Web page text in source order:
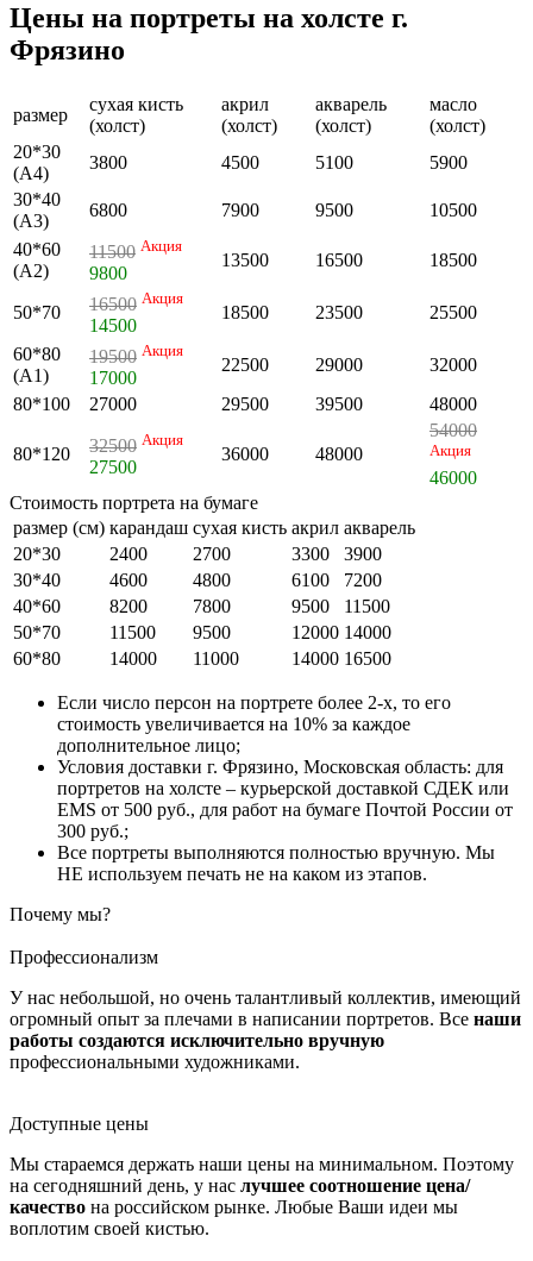
Цены на портреты на холсте г.
Фрязино
размер
сухая кисть
(холст)
акрил
(холст)
акварель
(холст)
масло
(холст)
20*30
(А4)
3800 4500 5100
5900
30*40
(А3)
6800 7900 9500
10500
40*60
(А2)
11500 Акция
9800
13500 16500 18500
50*70 16500 Акция
14500
18500 23500 25500
60*80
(А1)
19500 Акция
17000
22500 29000
32000
80*100
27000 29500 39500 48000
80*120 32500 Акция
27500
36000 48000
54000
Акция
46000
Стоимость портрета на бумаге
размер (см) карандаш сухая кисть акрил акварель
20*30
2400 2700 3300
3900
30*40
4600 4800 6100
7200
40*60
8200 7800 9500
11500
50*70
11500 9500 12000 14000
60*80
14000 11000 14000 16500
Если число персон на портрете более 2-х, то его
стоимость увеличивается на 10% за каждое
дополнительное лицо;
Условия доставки г. Фрязино, Московская область: для
портретов на холсте – курьерской доставкой СДЕК или
EMS от 500 руб., для работ на бумаге Почтой России от
300 руб.;
Все портреты выполняются полностью вручную. Мы
НЕ используем печать не на каком из этапов.
Почему мы?
Профессионализм
У нас небольшой, но очень талантливый коллектив, имеющий
огромный опыт за плечами в написании портретов. Все наши
работы создаются исключительно вручную
профессиональными художниками.
Доступные цены
Мы стараемся держать наши цены на минимальном. Поэтому
на сегодняшний день, у нас лучшее соотношение цена/
качество на российском рынке. Любые Ваши идеи мы
воплотим своей кистью.